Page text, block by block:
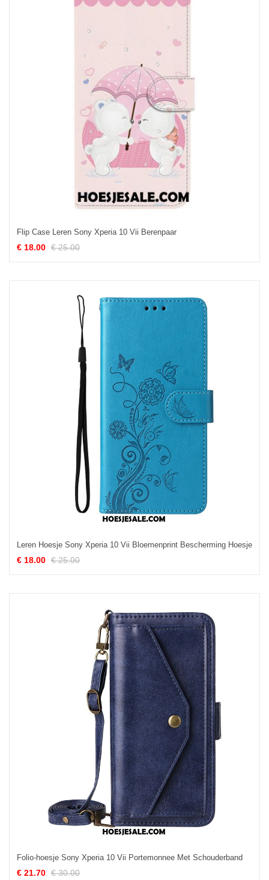
Flip Case Leren Sony Xperia 10 Vii Berenpaar
€ 18.00 € 25.00
Leren Hoesje Sony Xperia 10 Vii Bloemenprint Bescherming Hoesje
€ 18.00 € 25.00
Folio-hoesje Sony Xperia 10 Vii Portemonnee Met Schouderband
€ 21.70 € 30.00